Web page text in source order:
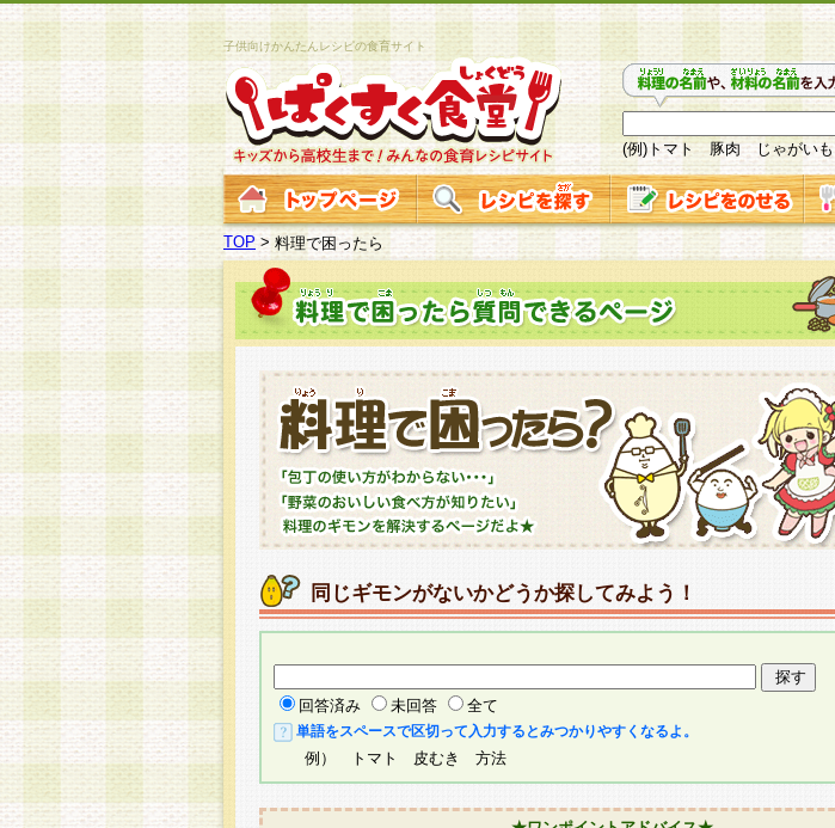
子供向けかんたんレシピの食育サイト
(例)トマト 豚肉 じゃがいも
TOP > 料理で困ったら
同じギモンがないかどうか探してみよう！
回答済み 未回答 全て
単語をスペースで区切って入力するとみつかりやすくなるよ。
例） トマト 皮むき 方法